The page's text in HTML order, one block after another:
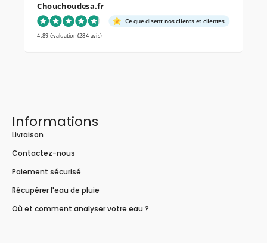
Chouchoudesa.fr
Ce que disent nos clients et clientes
4.89 évaluation(284 avis)
Informations
Livraison
Contactez-nous
Paiement sécurisé
Récupérer l'eau de pluie
Où et comment analyser votre eau ?